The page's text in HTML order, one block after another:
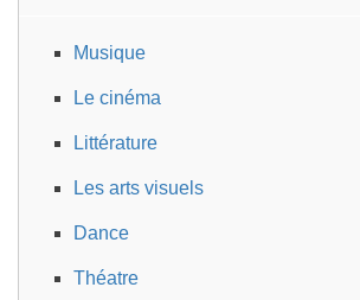
Musique
Le cinéma
Littérature
Les arts visuels
Dance
Théatre